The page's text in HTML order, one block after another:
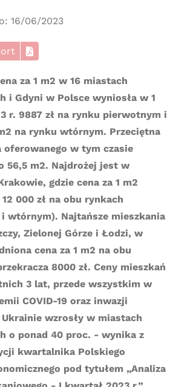
16/06/2023
za 1 m2 w 16 miastach
i Gdyni w Polsce wyniosła w 1
r. 9887 zł na rynku pierwotnym i
na rynku wtórnym. Przeciętna
oferowanego w tym czasie
56,5 m2. Najdrożej jest w
gdzie cena za 1 m2
000 zł na obu rynkach
wtórnym). Najtańsze mieszkania
Zielonej Górze i Łodzi, w
cena za 1 m2 na obu
8000 zł. Ceny mieszkań
3 lat, przede wszystkim w
COVID-19 oraz inwazji
wzrosły w miastach
o ponad 40 proc. - wynika z
kwartalnika Polskiego
pod tytułem „Analiza